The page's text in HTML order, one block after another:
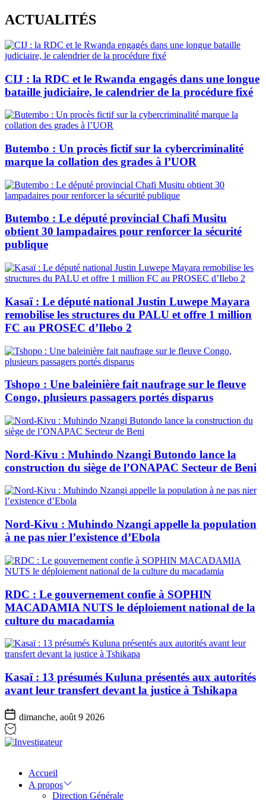
Skip
to
content
ACTUALITÉS
CIJ : la RDC et le Rwanda engagés dans une longue
bataille judiciaire, le calendrier de la procédure fixé
Butembo : Un procès fictif sur la cybercriminalité
marque la collation des grades à l’UOR
Butembo : Le député provincial Chafi Musitu
obtient 30 lampadaires pour renforcer la sécurité
publique
Kasaï : Le député national Justin Luwepe Mayara
remobilise les structures du PALU et offre 1 million
FC au PROSEC d’Ilebo 2
Tshopo : Une baleinière fait naufrage sur le fleuve
Congo, plusieurs passagers portés disparus
Nord-Kivu : Muhindo Nzangi Butondo lance la
construction du siège de l’ONAPAC Secteur de Beni
Nord-Kivu : Muhindo Nzangi appelle la population
à ne pas nier l’existence d’Ebola
RDC : Le gouvernement confie à SOPHIN
MACADAMIA NUTS le déploiement national de la
culture du macadamia
Kasaï : 13 présumés Kuluna présentés aux autorités
avant leur transfert devant la justice à Tshikapa
dimanche, août 9 2026
Accueil
A propos
Direction Générale